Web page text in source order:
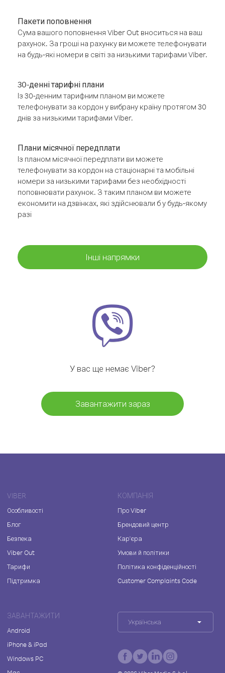
Пакети поповнення
Сума вашого поповнення Viber Out вноситься на ваш
рахунок. За гроші на рахунку ви можете телефонувати
на будь-які номери в світі за низькими тарифами Viber.
30-денні тарифні плани
Із 30-денним тарифним планом ви можете
телефонувати за кордон у вибрану країну протягом 30
днів за низькими тарифами Viber.
Плани місячної передплати
Із планом місячної передплати ви можете
телефонувати за кордон на стаціонарні та мобільні
номери за низькими тарифами без необхідності
поповнювати рахунок. З таким планом ви можете
економити на дзвінках, які здійснювали б у будь-якому
разі
Інші напрямки
У вас ще немає Viber?
Завантажити зараз
VIBER
Особливості
Блог
Безпека
Viber Out
Тарифи
Підтримка
КОМПАНІЯ
Про Viber
Брендовий центр
Кар'єра
Умови й політики
Політика конфіденційності
Customer Complaints Code
ЗАВАНТАЖИТИ
Android
iPhone & iPad
Windows PC
Українська